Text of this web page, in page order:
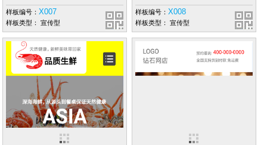
样板编号： X007
样板类型： 宣传型
样板编号： X008
样板类型： 宣传型